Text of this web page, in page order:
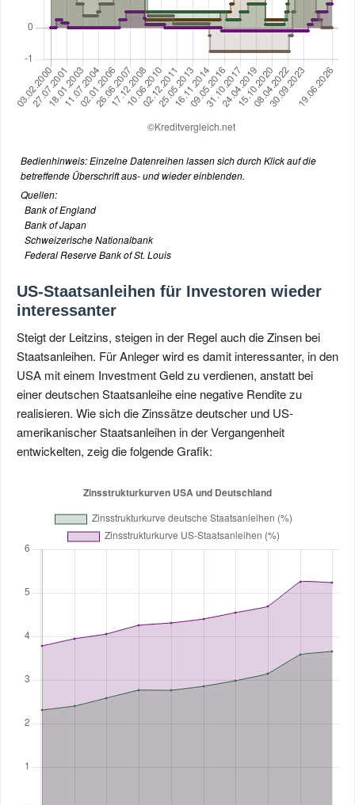
Bedienhinweis: Einzelne Datenreihen lassen sich durch Klick auf die
betreffende Überschrift aus- und wieder einblenden.
Quellen:
Bank of England
Bank of Japan
Schweizerische Nationalbank
Federal Reserve Bank of St. Louis
US-Staatsanleihen für Investoren wieder
interessanter
Steigt der Leitzins, steigen in der Regel auch die Zinsen bei
Staatsanleihen. Für Anleger wird es damit interessanter, in den
USA mit einem Investment Geld zu verdienen, anstatt bei
einer deutschen Staatsanleihe eine negative Rendite zu
realisieren. Wie sich die Zinssätze deutscher und US-
amerikanischer Staatsanleihen in der Vergangenheit
entwickelten, zeig die folgende Grafik: